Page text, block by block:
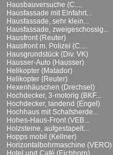
Hausbauversuche (C....
Hausfassade mit Einfahrt...
Hausfassade, sehr klein...
Hausfassade, zweigeschossig...
Hausfront (Reuter)
Hausfront m. Polizei (C....
Hausgrundstück (Div. VK)
Hausser-Auto (Hausser)
Helikopter (Matador)
Helikopter (Reuter)
Hexenhäuschen (Drechsel)
Hochdecker, 3-motorig (BKF...
Hochdecker, landend (Engel)
Hochhaus mit Schafsherde...
Hohes-Haus-Front (VEB...
Holzsteine, aufgestapelt...
Hopps mobil (Kellner)
Horizontalbohrmaschine (VERO)
Hotel und Café (Eichhorn)